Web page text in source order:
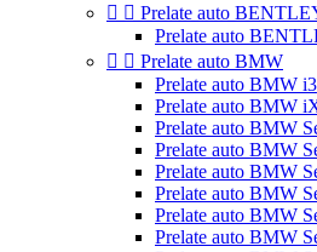
  Prelate auto
Prelate auto
  Prelate auto BMW
Prelate auto BMW i3
Prelate auto BMW
Prelate auto BMW
Prelate auto BMW
Prelate auto BMW
Prelate auto BMW
Prelate auto BMW
Prelate auto BMW